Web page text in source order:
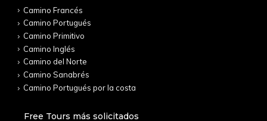
Camino Francés
Camino Portugués
Camino Primitivo
Camino Inglés
Camino del Norte
Camino Sanabrés
Camino Portugués por la costa
Free Tours más solicitados